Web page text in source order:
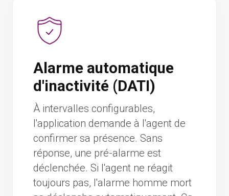
Alarme automatique
d'inactivité (DATI)
À intervalles configurables,
l'application demande à l'agent de
confirmer sa présence. Sans
réponse, une pré-alarme est
déclenchée. Si l'agent ne réagit
toujours pas, l'alarme homme mort